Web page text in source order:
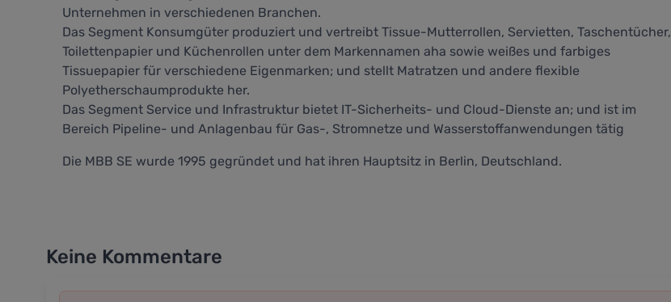
Unternehmen in verschiedenen Branchen.
Das Segment Konsumgüter produziert und vertreibt Tissue-Mutterrollen, Servietten, Taschentücher,
Toilettenpapier und Küchenrollen unter dem Markennamen aha sowie weißes und farbiges
Tissuepapier für verschiedene Eigenmarken; und stellt Matratzen und andere flexible
Polyetherschaumprodukte her.
Das Segment Service und Infrastruktur bietet IT-Sicherheits- und Cloud-Dienste an; und ist im
Bereich Pipeline- und Anlagenbau für Gas-, Stromnetze und Wasserstoffanwendungen tätig
Die MBB SE wurde 1995 gegründet und hat ihren Hauptsitz in Berlin, Deutschland.
Keine Kommentare